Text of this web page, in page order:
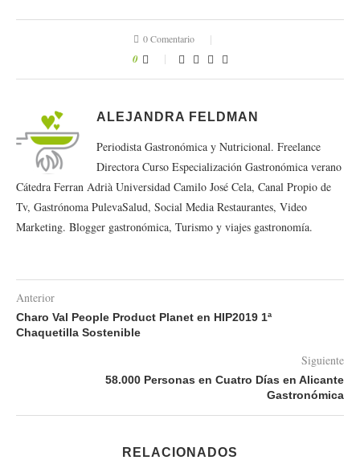
0 Comentario
0
ALEJANDRA FELDMAN
Periodista Gastronómica y Nutricional. Freelance
Directora Curso Especialización Gastronómica verano
Cátedra Ferran Adrià Universidad Camilo José Cela, Canal Propio de
Tv, Gastrónoma PulevaSalud, Social Media Restaurantes, Video
Marketing. Blogger gastronómica, Turismo y viajes gastronomía.
Anterior
Charo Val People Product Planet en HIP2019 1ª
Chaquetilla Sostenible
Siguiente
58.000 Personas en Cuatro Días en Alicante
Gastronómica
RELACIONADOS